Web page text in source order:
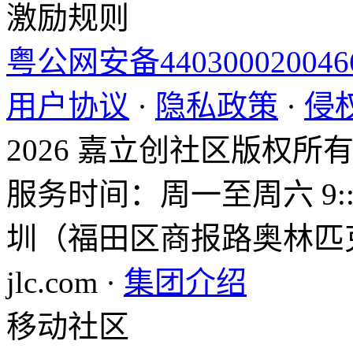
激励规则
粤公网安备
用户协议 · 隐私政策 · 侵
2026 嘉立创社区版权所有
服务时间：周一至周六
圳（福田区商报路奥林匹
jlc.com · 集团介绍
移动社区